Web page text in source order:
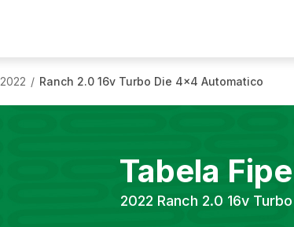
2022 / Ranch 2.0 16v Turbo Die 4x4 Automatico
Tabela Fipe
2022 Ranch 2.0 16v